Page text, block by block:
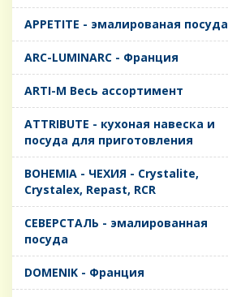
APPETITE - эмалированая посуда
ARC-LUMINARC - Франция
ARTI-M Весь ассортимент
ATTRIBUTE - кухоная навеска и
посуда для приготовления
BOHEMIA - ЧЕХИЯ - Crystalite,
Crystalex, Repast, RCR
CЕВЕРСТАЛЬ - эмалированная
посуда
DOMENIK - Франция